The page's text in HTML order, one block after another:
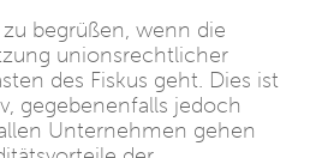
begrüßen, wenn die
unionsrechtlicher
des Fiskus geht. Dies ist
gegebenenfalls jedoch
Unternehmen gehen